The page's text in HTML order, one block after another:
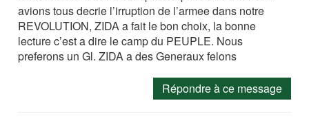
avions tous decrie l’irruption de l’armee dans notre
REVOLUTION, ZIDA a fait le bon choix, la bonne
lecture c’est a dire le camp du PEUPLE. Nous
preferons un Gl. ZIDA a des Generaux felons
Répondre à ce message